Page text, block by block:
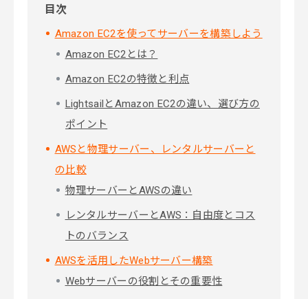
目次
Amazon EC2を使ってサーバーを構築しよう
Amazon EC2とは？
Amazon EC2の特徴と利点
LightsailとAmazon EC2の違い、選び方の
ポイント
AWSと物理サーバー、レンタルサーバーと
の比較
物理サーバーとAWSの違い
レンタルサーバーとAWS：自由度とコス
トのバランス
AWSを活用したWebサーバー構築
Webサーバーの役割とその重要性